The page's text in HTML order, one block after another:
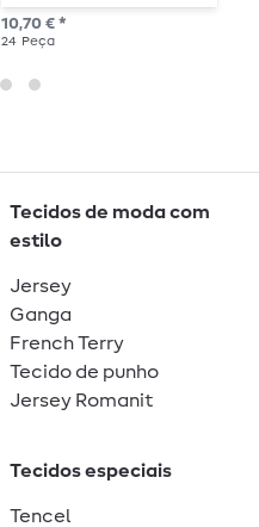
(acessórios) - latão
antigo
10,70 € *
24 Peça
Tecidos de moda com
estilo
Jersey
Ganga
French Terry
Tecido de punho
Jersey Romanit
Tecidos especiais
Tencel